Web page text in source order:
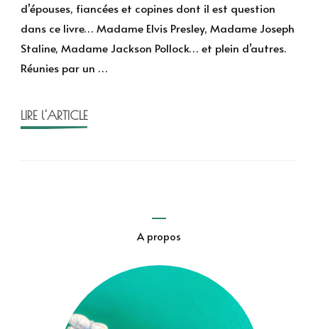
de
Liv
Strömquist
d’épouses, fiancées et copines dont il est question
dans ce livre… Madame Elvis Presley, Madame Joseph
Staline, Madame Jackson Pollock… et plein d’autres.
Réunies par un …
LIRE l'ARTICLE
A propos